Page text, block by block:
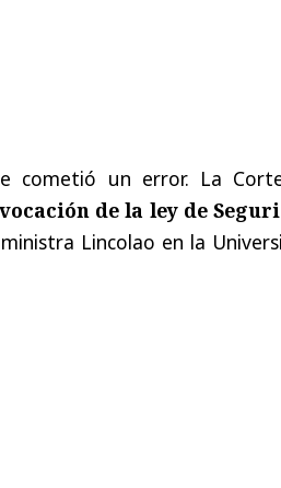
cometió un error. La
de la ley de
Lincolao en la